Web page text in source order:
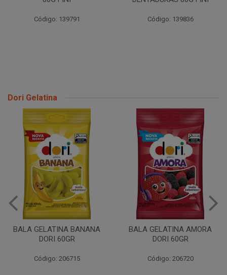
Código: 139791 Código: 139836
Dori Gelatina
BALA GELATINA AMORA
DORI 60GR
Código: 206720
BALA GELATINA URSO DORI
60GR